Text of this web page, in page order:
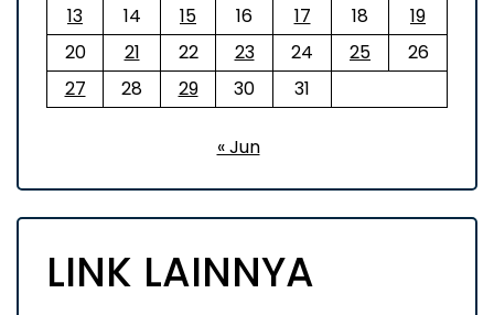
13
14 15 16 17 18
19
20
21 22 23 24 25
26
27
28 29 30 31
« Jun
LINK LAINNYA